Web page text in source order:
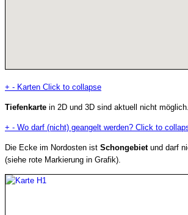
+ - Karten Click to collapse
Tiefenkarte in 2D und 3D sind aktuell nicht möglich.
+ - Wo darf (nicht) geangelt werden? Click to
Die Ecke im Nordosten ist Schongebietund darf
(siehe rote Markierung in Grafik).